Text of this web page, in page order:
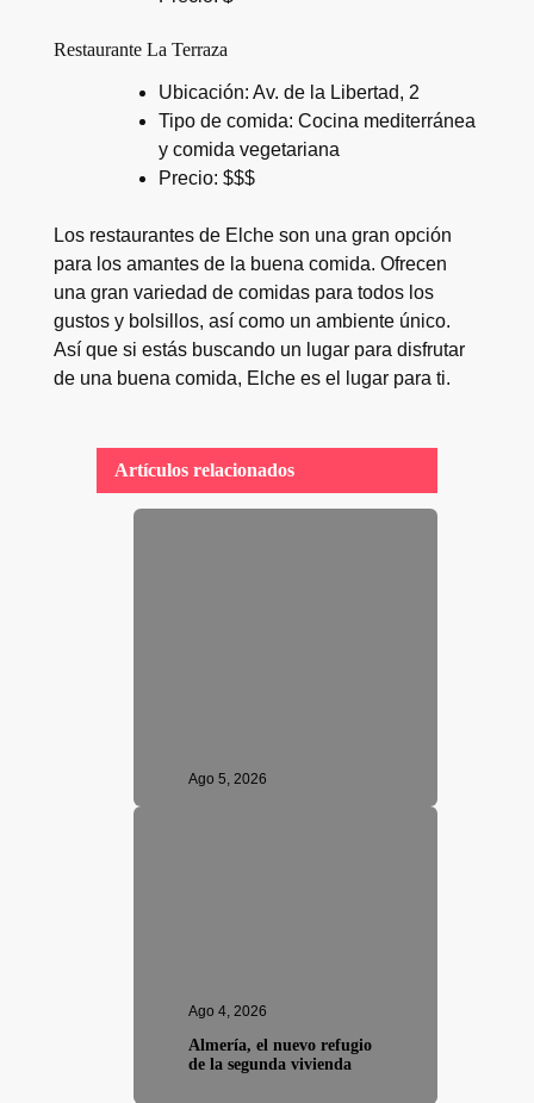
Restaurante La Terraza
Ubicación: Av. de la Libertad, 2
Tipo de comida: Cocina mediterránea
y comida vegetariana
Precio: $$$
Los restaurantes de Elche son una gran opción
para los amantes de la buena comida. Ofrecen
una gran variedad de comidas para todos los
gustos y bolsillos, así como un ambiente único.
Así que si estás buscando un lugar para disfrutar
de una buena comida, Elche es el lugar para ti.
Artículos relacionados
Ago 5, 2026
Ago 4, 2026
Almería, el nuevo refugio
de la segunda vivienda